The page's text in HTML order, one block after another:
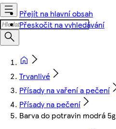
Přejít na hlavní obsah
Přeskočit na vyhledávání
Trvanlivé
Přísady na vaření a pečení
Přísady na pečení
Barva do potravin modrá 5g